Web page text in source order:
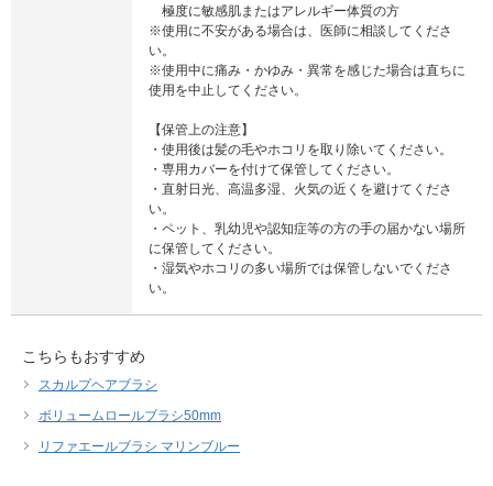
極度に敏感肌またはアレルギー体質の方
※使用に不安がある場合は、医師に相談してくださ
い。
※使用中に痛み・かゆみ・異常を感じた場合は直ちに
使用を中止してください。
【保管上の注意】
・使用後は髪の毛やホコリを取り除いてください。
・専用カバーを付けて保管してください。
・直射日光、高温多湿、火気の近くを避けてくださ
い。
・ペット、乳幼児や認知症等の方の手の届かない場所
に保管してください。
・湿気やホコリの多い場所では保管しないでくださ
い。
こちらもおすすめ
スカルプヘアブラシ
ボリュームロールブラシ50mm
リファエールブラシ マリンブルー